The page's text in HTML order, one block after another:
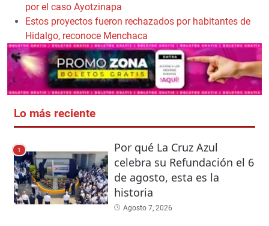
por el caso Ayotzinapa
Estos proyectos fueron rechazados por habitantes de
Hidalgo, reconoce Menchaca
Lo más reciente
1
Por qué La Cruz Azul
celebra su Refundación el 6
de agosto, esta es la
historia
Agosto 7, 2026